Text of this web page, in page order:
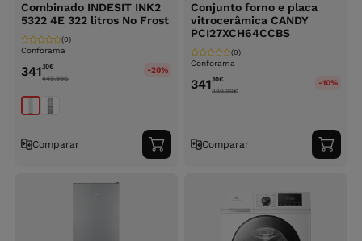
Combinado INDESIT INK2
5322 4E 322 litros No Frost
Conforama
(0)
341,10€
449.99€
-20%
Comparar
Adicionar
ao
Conjunto forno e placa
vitrocerâmica CANDY
PCI27XCH64CCBS
Conforama
(0)
341,10€
399.99€
-10%
Comparar
ao